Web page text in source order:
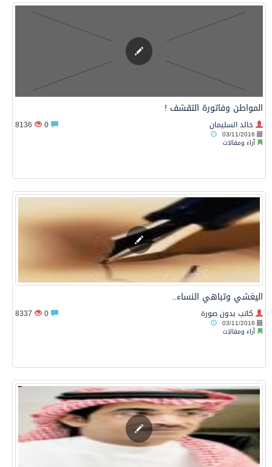
المواطن وفاتورة التقشف !
خالد السليمان
03/11/2016
آراء ومقالات
8136
اليغشي وتباهي النساء..
كاتب بدون صورة
03/11/2016
آراء ومقالات
8337